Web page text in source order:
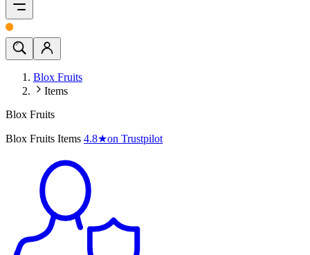
Blox Fruits
Items
Blox Fruits
Blox Fruits Items 4.8★on Trustpilot